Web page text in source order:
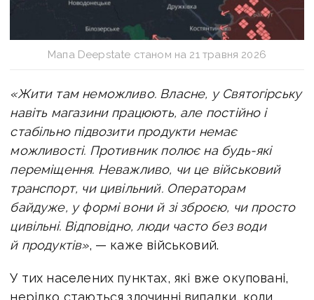
Мапа Deepstate станом на 21 травня 2026
«Жити там неможливо. Власне, у Святогірську
навіть магазини працюють, але постійно і
стабільно підвозити продукти немає
можливості. Противник полює на будь-які
переміщення. Неважливо, чи це військовий
транспорт, чи цивільний. Операторам
байдуже, у формі вони й зі зброєю, чи просто
цивільні. Відповідно, люди часто без води
й продуктів», — каже військовий.
У тих населених пунктах, які вже окуповані,
нерідко стаються злочинні випадки, коли